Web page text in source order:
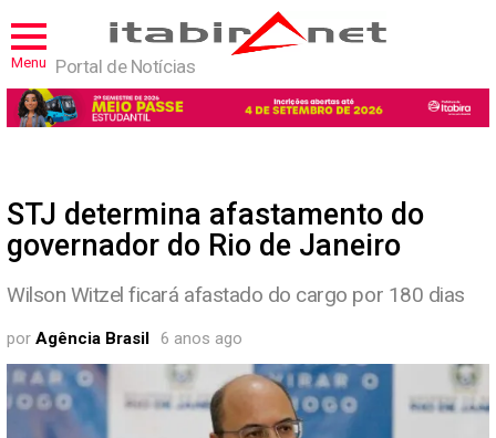
Menu Portal de Notícias
STJ determina afastamento do
governador do Rio de Janeiro
Wilson Witzel ficará afastado do cargo por 180 dias
por Agência Brasil 6 anos ago